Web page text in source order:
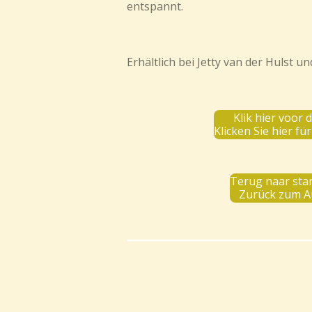
entspannt.
Erhältlich bei Jetty van der Hulst
Klik hier voor
Klicken Sie hier
Terug naar
Zurück zum